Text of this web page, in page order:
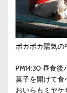
ポカポカ陽気
PM14:30 昼食
菓子を開けて食
おいらもミヤ